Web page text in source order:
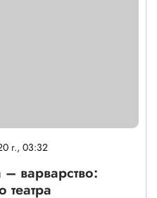
г., 03:32
варварство:
театра